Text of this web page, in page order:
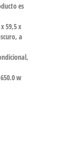
es
59,5 x
a
w